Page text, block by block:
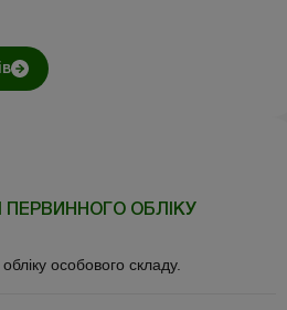
ОБЛІКУ
особового складу.